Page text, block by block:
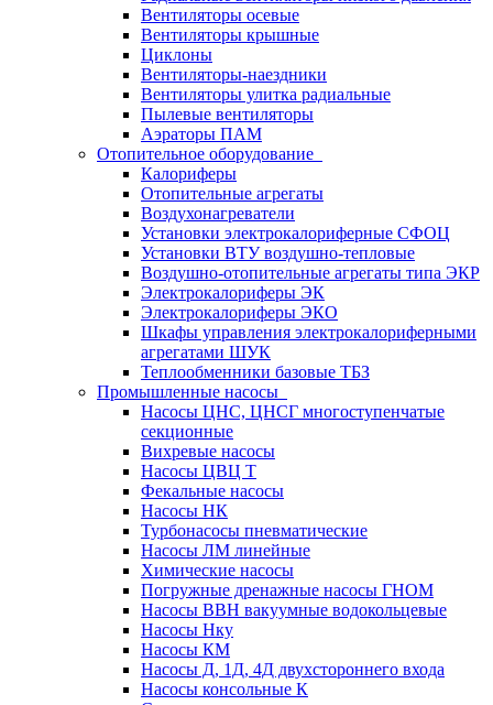
Вентиляторы осевые
Вентиляторы крышные
Циклоны
Вентиляторы-наездники
Вентиляторы улитка радиальные
Пылевые вентиляторы
Аэраторы ПАМ
Отопительное оборудование
Калориферы
Отопительные агрегаты
Воздухонагреватели
Установки электрокалориферные СФОЦ
Установки ВТУ воздушно-тепловые
Воздушно-отопительные агрегаты типа ЭКР
Электрокалориферы ЭК
Электрокалориферы ЭКО
Шкафы управления электрокалориферными
агрегатами ШУК
Теплообменники базовые ТБЗ
Промышленные насосы
Насосы ЦНС, ЦНСГ многоступенчатые
секционные
Вихревые насосы
Насосы ЦВЦ Т
Фекальные насосы
Насосы НК
Турбонасосы пневматические
Насосы ЛМ линейные
Химические насосы
Погружные дренажные насосы ГНОМ
Насосы ВВН вакуумные водокольцевые
Насосы Нку
Насосы КМ
Насосы Д, 1Д, 4Д двухстороннего входа
Насосы консольные К